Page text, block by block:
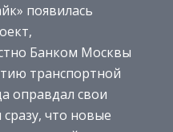
появилась
Банком Москвы
транспортной
оправдал свои
что новые